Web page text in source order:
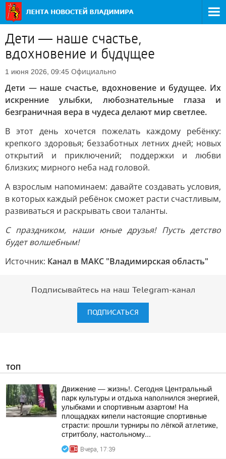
Дети — наше счастье,
вдохновение и будущее
1 июня 2026, 09:45 Официально
Дети — наше счастье, вдохновение и будущее. Их
искренние улыбки, любознательные глаза и
безграничная вера в чудеса делают мир светлее.
В этот день хочется пожелать каждому ребёнку:
крепкого здоровья; беззаботных летних дней; новых
открытий и приключений; поддержки и любви
близких; мирного неба над головой.
А взрослым напоминаем: давайте создавать условия,
в которых каждый ребёнок сможет расти счастливым,
развиваться и раскрывать свои таланты.
С праздником, наши юные друзья! Пусть детство
будет волшебным!
Источник: Канал в МАКС "Владимирская область"
Подписывайтесь на наш Telegram-канал
ПОДПИСАТЬСЯ
ТОП
Движение — жизнь!. Сегодня Центральный
парк культуры и отдыха наполнился энергией,
улыбками и спортивным азартом! На
площадках кипели настоящие спортивные
страсти: прошли турниры по лёгкой атлетике,
стритболу, настольному...
Вчера, 17:39